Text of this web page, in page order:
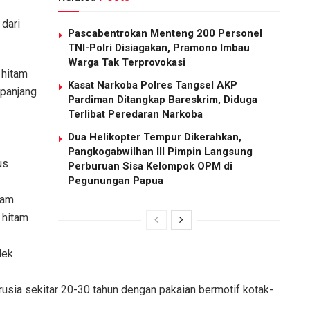
Pascabentrokan Menteng 200 Personel
TNI-Polri Disiagakan, Pramono Imbau
Warga Tak Terprovokasi
Kasat Narkoba Polres Tangsel AKP
Pardiman Ditangkap Bareskrim, Diduga
Terlibat Peredaran Narkoba
Dua Helikopter Tempur Dikerahkan,
Pangkogabwilhan III Pimpin Langsung
Perburuan Sisa Kelompok OPM di
Pegunungan Papua
sekitar 20-30 tahun dengan pakaian bermotif kotak-